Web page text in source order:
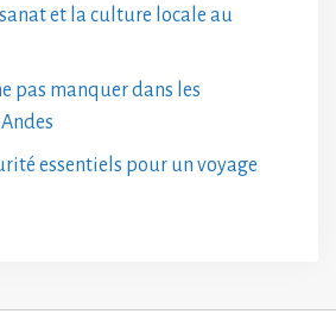
et la culture locale au
pas manquer dans les
essentiels pour un voyage